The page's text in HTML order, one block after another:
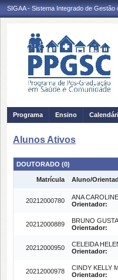
SIGAA - Sistema Integrado de Gestão
Programa Ensino
Alunos Ativos
DOUTORADO (0)
Matrícula Aluno/
20212000780
ANA
Orientador:
20212000889
BRUNO
Orientador:
20212000950
CELEIDA
Orientador:
20212000978
CINDY KELLY
Orientador: